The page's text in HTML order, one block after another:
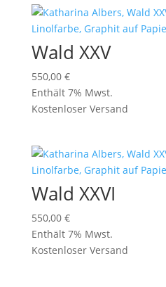
Wald XXV
550,00 €
Enthält 7% Mwst.
Kostenloser Versand
Wald XXVI
550,00 €
Enthält 7% Mwst.
Kostenloser Versand